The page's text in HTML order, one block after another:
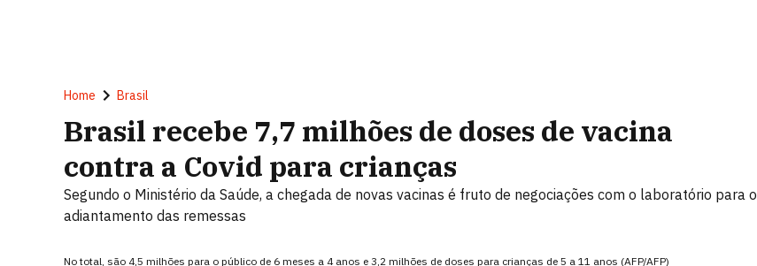
Home Brasil
Brasil recebe 7,7 milhões de doses de vacina
contra a Covid para crianças
Segundo o Ministério da Saúde, a chegada de novas vacinas é fruto de negociações com o laboratório para o
adiantamento das remessas
No total, são 4,5 milhões para o público de 6 meses a 4 anos e 3,2 milhões de doses para crianças de 5 a 11 anos (AFP/AFP)